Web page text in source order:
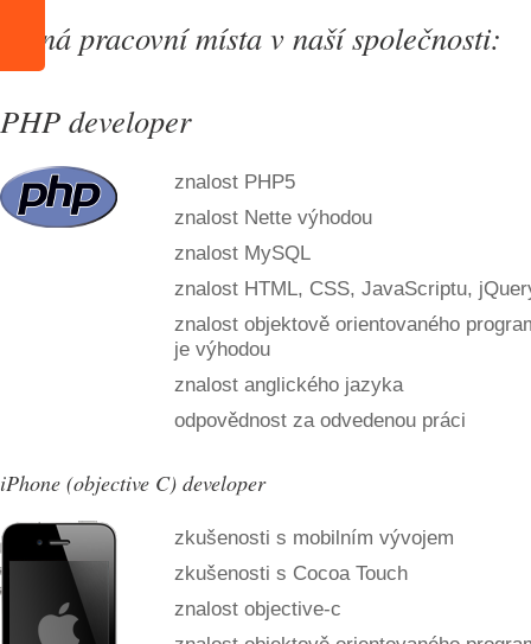
Volná pracovní místa v naší společnosti:
PHP developer
znalost PHP5
znalost Nette výhodou
znalost MySQL
znalost HTML, CSS, JavaScriptu,
znalost objektově orientovaného
je výhodou
znalost anglického jazyka
odpovědnost za odvedenou práci
iPhone (objective C) developer
zkušenosti s mobilním vývojem
zkušenosti s Cocoa Touch
znalost objective-c